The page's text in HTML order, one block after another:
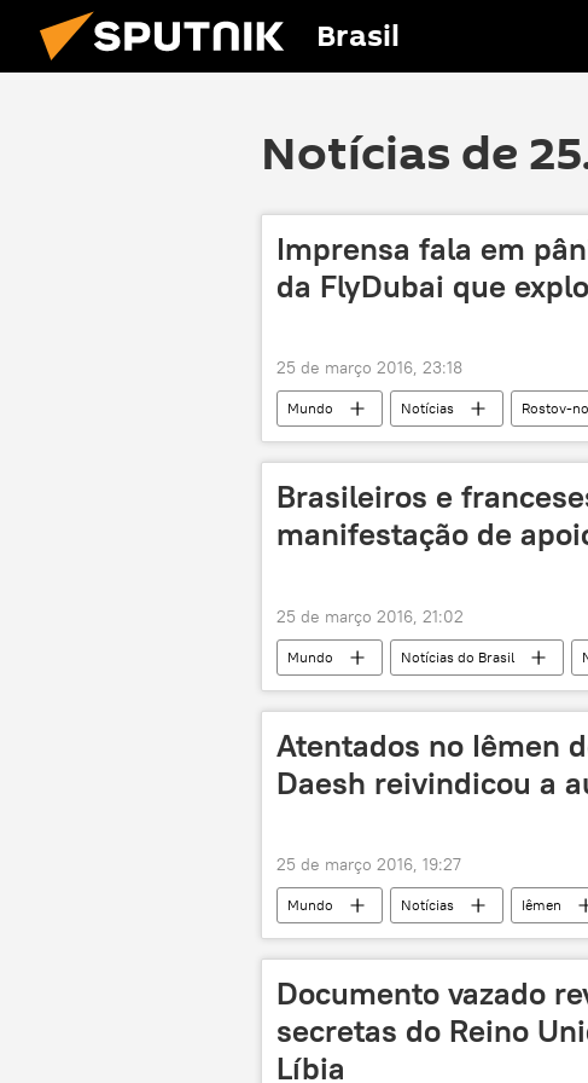
Brasil
Notícias de
Imprensa fala em
da FlyDubai que
25 de março 2016, 23:18
Mundo Notícias Rostov-
acidente
acidente aéreo
Brasileiros e
manifestação de
25 de março 2016, 21:02
Mundo Notícias do Brasil
Dilma Rousseff
manifestação
Atentados no Iêmen
Daesh reivindicou a
25 de março 2016, 19:27
Mundo Notícias Iêmen
ONU
atentado terrorismo
Documento vazado
secretas do Reino
Líbia